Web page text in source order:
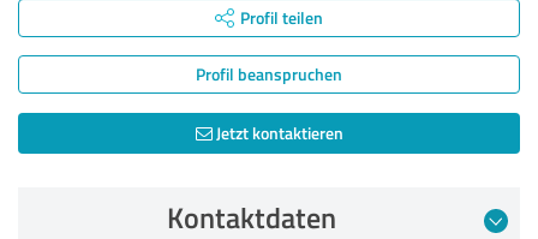
Profil teilen
Profil beanspruchen
Jetzt kontaktieren
Kontaktdaten